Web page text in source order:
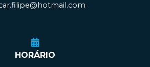
HORÁRIO